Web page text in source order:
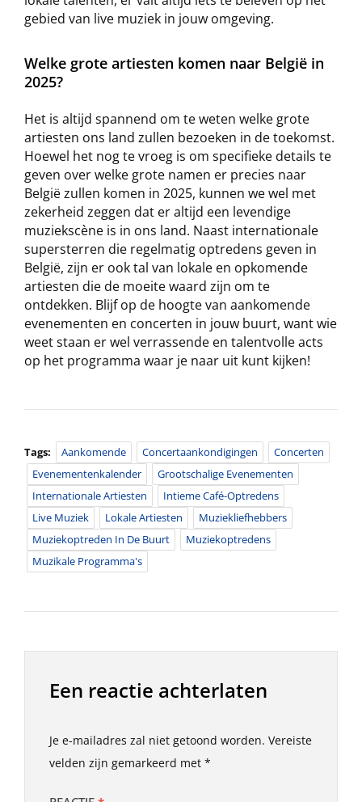
gebied van live muziek in jouw omgeving.
Welke grote artiesten komen naar België in
2025?
Het is altijd spannend om te weten welke grote
artiesten ons land zullen bezoeken in de toekomst.
Hoewel het nog te vroeg is om specifieke details te
geven over welke grote namen er precies naar
België zullen komen in 2025, kunnen we wel met
zekerheid zeggen dat er altijd een levendige
muziekscène is in ons land. Naast internationale
supersterren die regelmatig optredens geven in
België, zijn er ook tal van lokale en opkomende
artiesten die de moeite waard zijn om te
ontdekken. Blijf op de hoogte van aankomende
evenementen en concerten in jouw buurt, want wie
weet staan er wel verrassende en talentvolle acts
op het programma waar je naar uit kunt kijken!
Tags: Aankomende Concertaankondigingen
Concerten
Evenementenkalender
Grootschalige Evenementen
Internationale Artiesten
Intieme Café-Optredens
Live Muziek
Lokale Artiesten
Muziekliefhebbers
Muziekoptreden In De Buurt
Muziekoptredens
Muzikale Programma's
Een reactie achterlaten
Je e-mailadres zal niet getoond worden. Vereiste
velden zijn gemarkeerd met *